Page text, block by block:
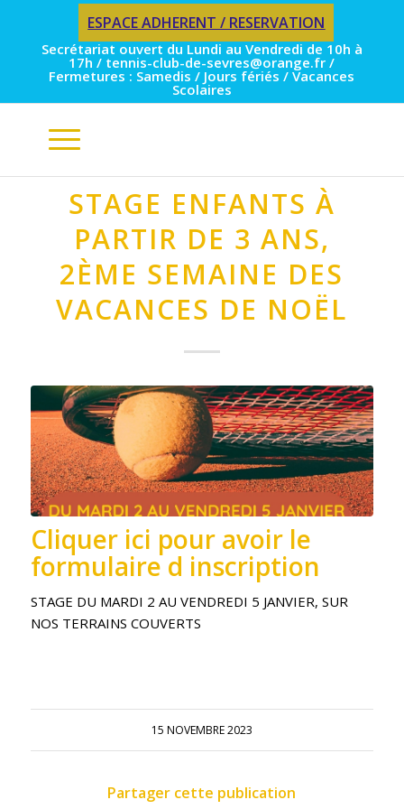
ESPACE ADHERENT / RESERVATION
Secrétariat ouvert du Lundi au Vendredi de 10h à
17h / tennis-club-de-sevres@orange.fr /
Fermetures : Samedis / Jours fériés / Vacances
Scolaires
STAGE ENFANTS À
PARTIR DE 3 ANS,
2ÈME SEMAINE DES
VACANCES DE NOËL
Cliquer ici pour avoir le
formulaire d inscription
STAGE DU MARDI 2 AU VENDREDI 5 JANVIER, SUR
NOS TERRAINS COUVERTS
15 NOVEMBRE 2023
Partager cette publication